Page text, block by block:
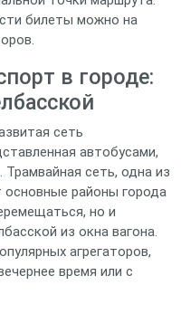
билеты можно на
в городе:
сеть
автобусами,
сеть, одна из
основные районы города
но и
из окна вагона.
агрегаторов,
время или с